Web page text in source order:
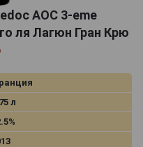
AOC 3-eme
ля Лагюн Гран Крю
л